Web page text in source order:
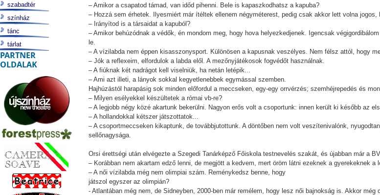
– Amikor a csapatod támad, van időd pihenni. Bele is kapaszkodhatsz a kapuba?
– Hozzá sem érhetek. Ilyesmiért már ítéltek ellenem négyméterest, pedig csak akkor lett volna jogos,
– Irányítod is a társaidat a kapuból?
– Amikor behúzódnak a védők, én mondom meg, hogy hova helyezkedjenek. Igencsak
le.
– A vízilabda nem éppen kisasszonysport. Különösen a kapusnak veszélyes. Nem félsz attól, hogy
– Jók a reflexeim, elfordulok a labda elől. A mezőnyjátékosok fogvédőt használnak.
– A fiúknak két nadrágot kell viselniük, ha netán letépik...
– Ami azt illeti, a lányok sokkal kegyetlenebbek egymással szemben.
Hajhúzástól harapásig sok minden előfordul a meccseken, egy-egy orrvérzés; szemhéjrepedés és
– Milyen esélyekkel készültetek a római vb-re?
– A legjobb négy közé akartunk bekerülni. Nagyon erős volt a csoportunk: innen került ki később az
– A hollandokkal kétszer játszottatok...
– A csoportmeccseken kikaptunk, de továbbjutottunk. A döntőben nem volt veszítenivalónk,
sellőnagysága.
Orsi érettségi után elvégezte a Szegedi Tanárképző Főiskola testnevelés szakát, és újabban már a
– Korábban nem akartam edző lenni, de megjött a kedvem, mert öröm látni ezeknek a gyerekeknek a
– A női vízilabda még nem olimpiai szám. Reménykedsz benne, hogy
játszol egyszer az olimpián?
- Atlantában még nem, de Sidneyben, 2000-ben már remélem, hogy lesz női bajnokság is. Akkor
szabadtér
színház
tánc
tárlat
PARTNER
OLDALAK